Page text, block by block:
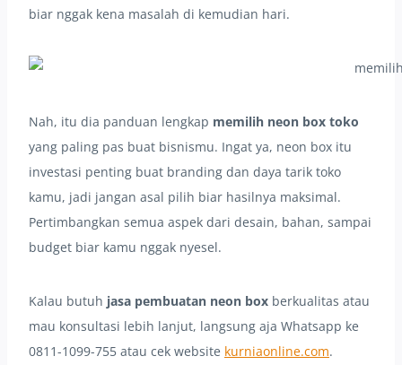
biar nggak kena masalah di kemudian hari.
Nah, itu dia panduan lengkap memilih neon box toko
yang paling pas buat bisnismu. Ingat ya, neon box itu
investasi penting buat branding dan daya tarik toko
kamu, jadi jangan asal pilih biar hasilnya maksimal.
Pertimbangkan semua aspek dari desain, bahan, sampai
budget biar kamu nggak nyesel.
Kalau butuh jasa pembuatan neon box berkualitas atau
mau konsultasi lebih lanjut, langsung aja Whatsapp ke
0811-1099-755 atau cek website kurniaonline.com.